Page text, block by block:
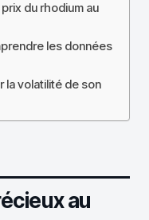
du rhodium au
les données
la volatilité de son
au